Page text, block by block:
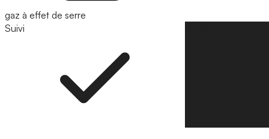
gaz à effet de serre
Suivi